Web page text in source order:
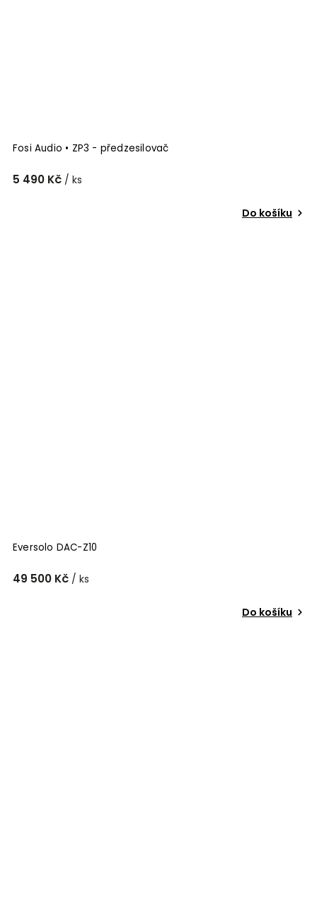
Fosi Audio • ZP3 - předzesilovač
5 490 Kč / ks
Do košíku
Eversolo DAC-Z10
49 500 Kč / ks
Do košíku